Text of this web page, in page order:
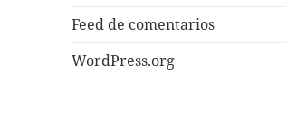
Feed de comentarios
WordPress.org